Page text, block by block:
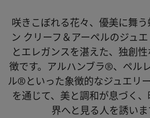
ー
ペ
ル
ホ
ー
ペ
ー
ジ
咲きこぼれる花々、優美に舞
ン クリーフ＆アーペルのジュ
とエレガンスを湛えた、独創
徴です。アルハンブラ®、ペル
ル®といった象徴的なジュエリ
を通じて、美と調和が息づく
界へと見る人を誘いま